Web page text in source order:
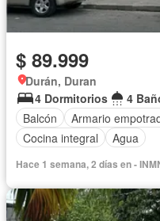
$ 89.999
Durán, Duran
4 Dormitorios
4
Balcón
Armario
Cocina integral
Agua
Hace 1 semana, 2 días en -